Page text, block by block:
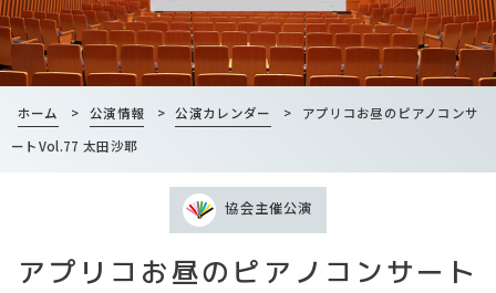
ホーム > 公演情報 > 公演カレンダー >
アプリコお昼のピアノコンサ
ートVol.77 太田沙耶
協会主催公演
アプリコお昼のピアノコンサート